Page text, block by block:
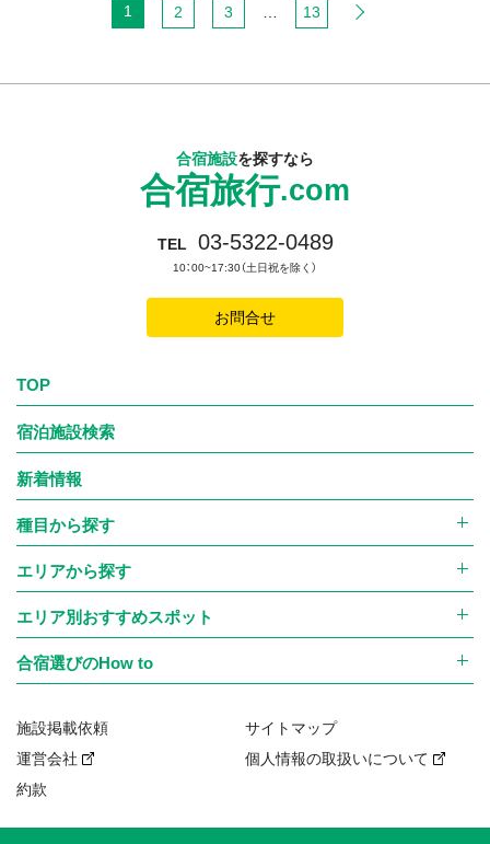
1 2 3 13
合宿施設を探すなら
合宿旅行.com
TEL 03-5322-0489
10：00~17:30（土日祝を除く）
お問合せ
TOP
宿泊施設検索
新着情報
種目から探す
エリアから探す
エリア別おすすめスポット
合宿選びのHow to
施設掲載依頼
サイトマップ
運営会社
個人情報の取扱いについて
約款